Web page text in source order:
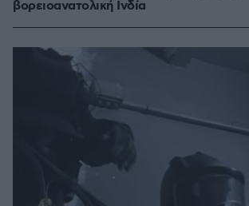
βορειοανατολική Ινδία